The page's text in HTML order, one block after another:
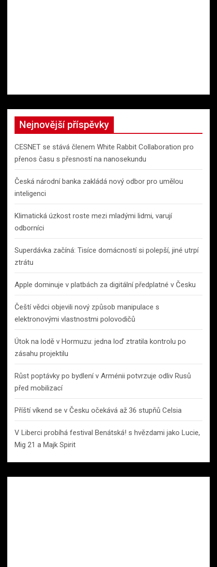
Nejnovější příspěvky
CESNET se stává členem White Rabbit Collaboration pro
přenos času s přesností na nanosekundu
Česká národní banka zakládá nový odbor pro umělou
inteligenci
Klimatická úzkost roste mezi mladými lidmi, varují
odborníci
Superdávka začíná: Tisíce domácností si polepší, jiné utrpí
ztrátu
Apple dominuje v platbách za digitální předplatné v Česku
Čeští vědci objevili nový způsob manipulace s
elektronovými vlastnostmi polovodičů
Útok na lodě v Hormuzu: jedna loď ztratila kontrolu po
zásahu projektilu
Růst poptávky po bydlení v Arménii potvrzuje odliv Rusů
před mobilizací
Příští víkend se v Česku očekává až 36 stupňů Celsia
V Liberci probíhá festival Benátská! s hvězdami jako Lucie,
Mig 21 a Majk Spirit